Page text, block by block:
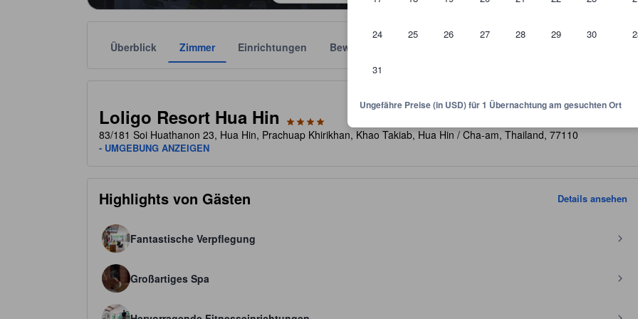
24 25 26 27 28 29 30
31
Ungefähre Preise (in USD) für 1 Übernachtung am gesuchten Ort
Überblick Zimmer Einrichtungen Bewertungen
Loligo Resort Hua Hin
83/181 Soi Huathanon 23, Hua Hin, Prachuap Khirikhan, Khao Takiab, Hua Hin / Cha-am, Thailand, 77110
- UMGEBUNG ANZEIGEN
Highlights von Gästen Details ansehen
Fantastische Verpflegung
Großartiges Spa